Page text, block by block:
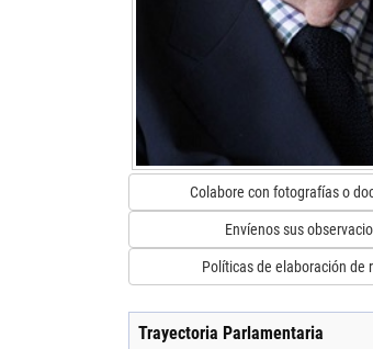
Colabore con fotografías o
Envíenos sus
Políticas de elaboración de
Trayectoria Parlamentaria